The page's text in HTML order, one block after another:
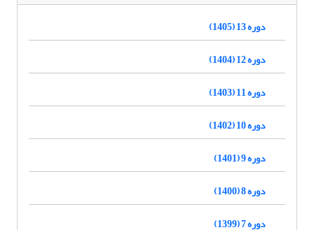
دوره 13 (1405)
دوره 12 (1404)
دوره 11 (1403)
دوره 10 (1402)
دوره 9 (1401)
دوره 8 (1400)
دوره 7 (1399)